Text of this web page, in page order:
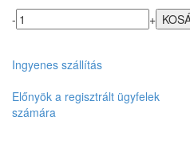
- +
Ingyenes szállítás
Előnyök a regisztrált ügyfelek
számára